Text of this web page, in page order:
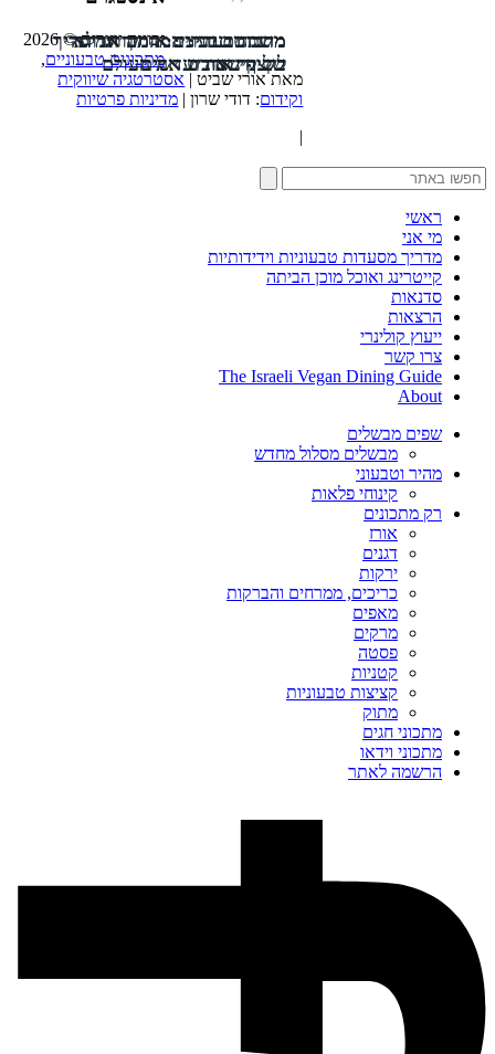
מתכונים זריזים: המבורגר פריך
של קינואה ועדשים
משתה טבעוני: אותה אדורה
בשינוי אדרת
מרנג טבעוני: המדריך המלא
לקצף שכובש את העולם
זכויות יוצרים © 2026
מתכונים טבעוניים,
מאת אורי שביט | אסטרטגיה שיווקית
וקידום: דודי שרון | מדיניות פרטיות
|
ראשי
מי אני
מדריך מסעדות טבעוניות וידידותיות
קייטרינג ואוכל מוכן הביתה
סדנאות
הרצאות
ייעוץ קולינרי
צרו קשר
The Israeli Vegan Dining Guide
About
שפים מבשלים
מבשלים מסלול מחדש
מהיר וטבעוני
קינוחי פלאות
רק מתכונים
אורז
דגנים
ירקות
כריכים, ממרחים והברקות
מאפים
מרקים
פסטה
קטניות
קציצות טבעוניות
מתוק
מתכוני חגים
מתכוני וידאו
הרשמה לאתר